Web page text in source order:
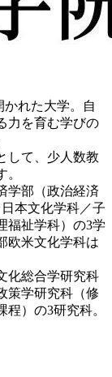
れた大学。自
力を育む学びの
して、少人数教
学部（政治経済
本文化学科／子
福祉学科）の3学
欧米文化学科は
化総合学研究科
策学研究科（修
）の3研究科。